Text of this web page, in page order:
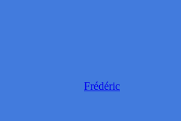
Frédéric